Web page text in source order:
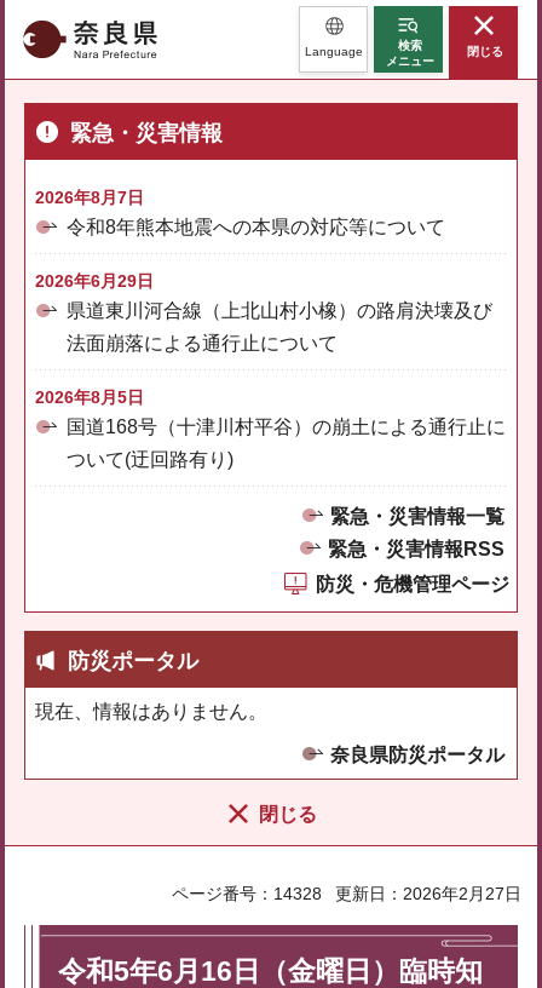
奈良県 Language
検索
メニュー
閉じる
緊急・災害情報
2026年8月7日
令和8年熊本地震への本県の対応等について
2026年6月29日
県道東川河合線（上北山村小橡）の路肩決壊及び
法面崩落による通行止について
2026年8月5日
国道168号（十津川村平谷）の崩土による通行止に
ついて(迂回路有り)
緊急・災害情報一覧
緊急・災害情報RSS
防災・危機管理ページ
防災ポータル
現在、情報はありません。
奈良県防災ポータル
閉じる
ページ番号：14328 更新日：2026年2月27日
令和5年6月16日（金曜日）臨時知